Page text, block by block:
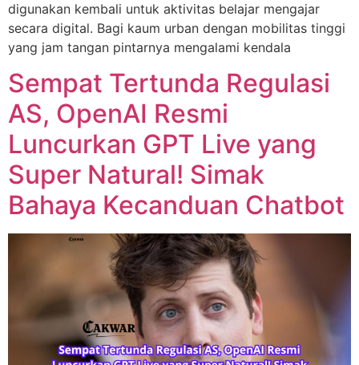
digunakan kembali untuk aktivitas belajar mengajar
secara digital. Bagi kaum urban dengan mobilitas tinggi
yang jam tangan pintarnya mengalami kendala
Sempat Tertunda Regulasi
AS, OpenAI Resmi
Luncurkan GPT Live yang
Super Natural! Simak
Bahaya Kecanduan Chatbot